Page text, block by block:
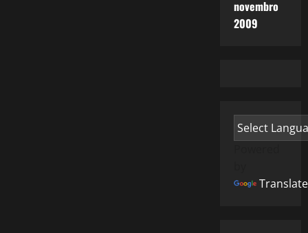
novembro
2009
Translate